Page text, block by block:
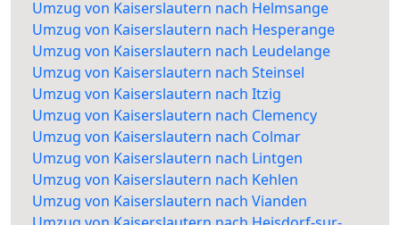
Umzug von Kaiserslautern nach Helmsange
Umzug von Kaiserslautern nach Hesperange
Umzug von Kaiserslautern nach Leudelange
Umzug von Kaiserslautern nach Steinsel
Umzug von Kaiserslautern nach Itzig
Umzug von Kaiserslautern nach Clemency
Umzug von Kaiserslautern nach Colmar
Umzug von Kaiserslautern nach Lintgen
Umzug von Kaiserslautern nach Kehlen
Umzug von Kaiserslautern nach Vianden